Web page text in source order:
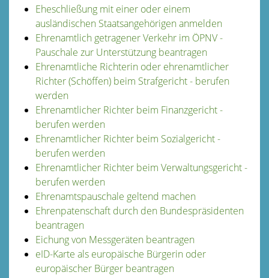
Eheschließung mit einer oder einem
ausländischen Staatsangehörigen anmelden
Ehrenamtlich getragener Verkehr im ÖPNV -
Pauschale zur Unterstützung beantragen
Ehrenamtliche Richterin oder ehrenamtlicher
Richter (Schöffen) beim Strafgericht - berufen
werden
Ehrenamtlicher Richter beim Finanzgericht -
berufen werden
Ehrenamtlicher Richter beim Sozialgericht -
berufen werden
Ehrenamtlicher Richter beim Verwaltungsgericht -
berufen werden
Ehrenamtspauschale geltend machen
Ehrenpatenschaft durch den Bundespräsidenten
beantragen
Eichung von Messgeräten beantragen
eID-Karte als europäische Bürgerin oder
europäischer Bürger beantragen